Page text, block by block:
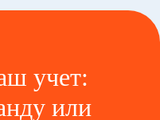
учет:
или